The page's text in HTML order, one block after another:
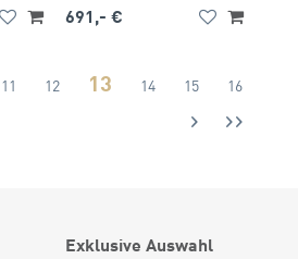
691,- €
11 12 13 14 15 16
Exklusive Auswahl